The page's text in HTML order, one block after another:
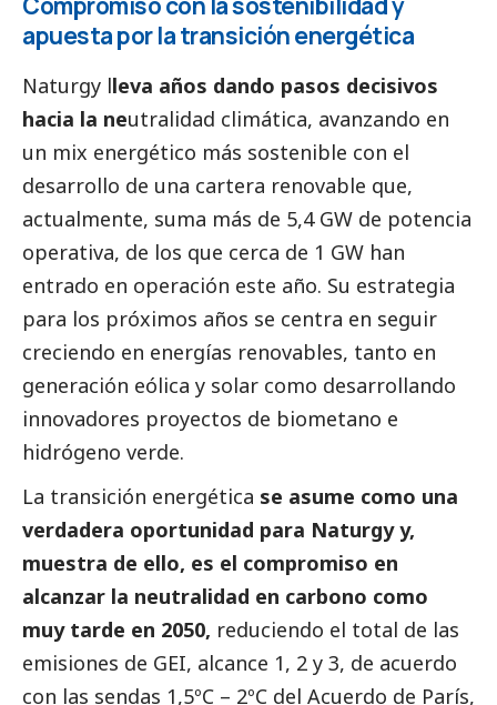
apuesta por la transición energética
Naturgy lleva años dando pasos decisivos
hacia la neutralidad climática, avanzando en
un mix energético más sostenible con el
desarrollo de una cartera renovable que,
actualmente, suma más de 5,4 GW de potencia
operativa, de los que cerca de 1 GW han
entrado en operación este año. Su estrategia
para los próximos años se centra en seguir
creciendo en energías renovables, tanto en
generación eólica y solar como desarrollando
innovadores proyectos de biometano e
hidrógeno verde.
La transición energética se asume como una
verdadera oportunidad para Naturgy y,
muestra de ello, es el compromiso en
alcanzar la neutralidad en carbono como
muy tarde en 2050, reduciendo el total de las
emisiones de GEI, alcance 1, 2 y 3, de acuerdo
con las sendas 1,5ºC – 2ºC del Acuerdo de París,